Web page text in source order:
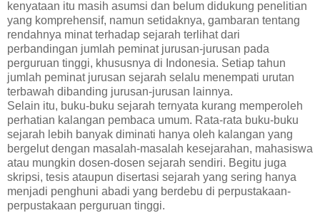
kenyataan itu masih asumsi dan belum didukung penelitian
yang komprehensif, namun setidaknya, gambaran tentang
rendahnya minat terhadap sejarah terlihat dari
perbandingan jumlah peminat jurusan-jurusan pada
perguruan tinggi, khususnya di Indonesia. Setiap tahun
jumlah peminat jurusan sejarah selalu menempati urutan
terbawah dibanding jurusan-jurusan lainnya.
Selain itu, buku-buku sejarah ternyata kurang memperoleh
perhatian kalangan pembaca umum. Rata-rata buku-buku
sejarah lebih banyak diminati hanya oleh kalangan yang
bergelut dengan masalah-masalah kesejarahan, mahasiswa
atau mungkin dosen-dosen sejarah sendiri. Begitu juga
skripsi, tesis ataupun disertasi sejarah yang sering hanya
menjadi penghuni abadi yang berdebu di perpustakaan-
perpustakaan perguruan tinggi.